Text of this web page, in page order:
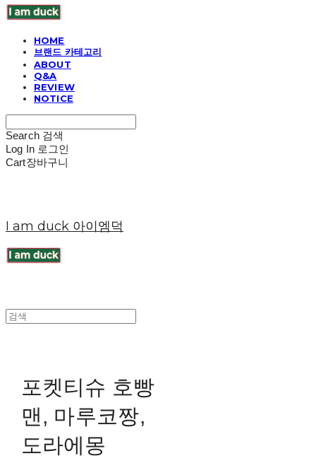
HOME
브랜드 카테고리
ABOUT
Q&A
REVIEW
NOTICE
Search 검색
Log In 로그인
Cart장바구니
I am duck 아이엠덕
포켓티슈 호빵
맨, 마루코짱,
도라에몽